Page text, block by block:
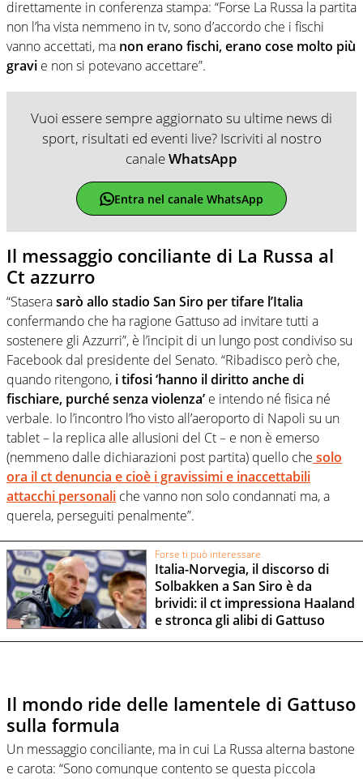
direttamente in conferenza stampa: “Forse La Russa la partita
non l’ha vista nemmeno in tv, sono d’accordo che i fischi
vanno accettati, ma non erano fischi, erano cose molto più
gravi e non si potevano accettare”.
Vuoi essere sempre aggiornato su ultime news di
sport, risultati ed eventi live? Iscriviti al nostro
canaleWhatsApp
Entra nel canale WhatsApp
Il messaggio conciliante di La Russa al
Ct azzurro
“Staserasarò allo stadio San Siro per tifare l’Italia
confermando che ha ragione Gattuso ad invitare tutti a
sostenere gli Azzurri”, è l’incipit di un lungo post condiviso su
Facebook dal presidente del Senato. “Ribadisco però che,
quando ritengono, i tifosi ‘hanno il diritto anche di
fischiare, purché senza violenza’ e intendo né fisica né
verbale. Io l’incontro l’ho visto all’aeroporto di Napoli su un
tablet – la replica alle allusioni del Ct – e non è emerso
(nemmeno dalle dichiarazioni post partita) quello che solo
ora il ct denuncia e cioè i gravissimi e inaccettabili
attacchi personali che vanno non solo condannati ma, a
querela, perseguiti penalmente”.
Forse ti può interessare
Italia-Norvegia, il discorso di
Solbakken a San Siro è da
brividi: il ct impressiona Haaland
e stronca gli alibi di Gattuso
Il mondo ride delle lamentele di Gattuso
sulla formula
Un messaggio conciliante, ma in cui La Russa alterna bastone
e carota: “Sono comunque contento se questa piccola